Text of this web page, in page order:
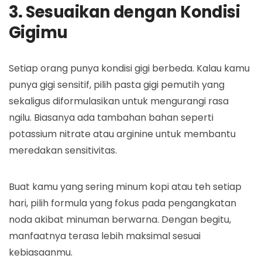
3. Sesuaikan dengan Kondisi
Gigimu
Setiap orang punya kondisi gigi berbeda. Kalau kamu
punya gigi sensitif, pilih pasta gigi pemutih yang
sekaligus diformulasikan untuk mengurangi rasa
ngilu. Biasanya ada tambahan bahan seperti
potassium nitrate atau arginine untuk membantu
meredakan sensitivitas.
Buat kamu yang sering minum kopi atau teh setiap
hari, pilih formula yang fokus pada pengangkatan
noda akibat minuman berwarna. Dengan begitu,
manfaatnya terasa lebih maksimal sesuai
kebiasaanmu.